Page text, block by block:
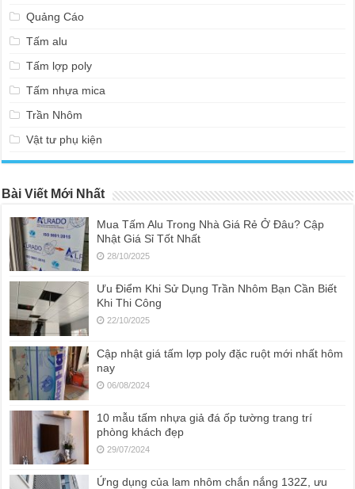
Quảng Cáo
Tấm alu
Tấm lợp poly
Tấm nhựa mica
Trần Nhôm
Vật tư phụ kiện
Bài Viết Mới Nhất
Mua Tấm Alu Trong Nhà Giá Rẻ Ở Đâu? Cập
Nhật Giá Sỉ Tốt Nhất
28/10/2025
Ưu Điểm Khi Sử Dụng Trần Nhôm Bạn Cần Biết
Khi Thi Công
22/10/2025
Cập nhật giá tấm lợp poly đặc ruột mới nhất hôm
nay
06/08/2024
10 mẫu tấm nhựa giả đá ốp tường trang trí
phòng khách đẹp
29/07/2024
Ứng dụng của lam nhôm chắn nắng 132Z, ưu